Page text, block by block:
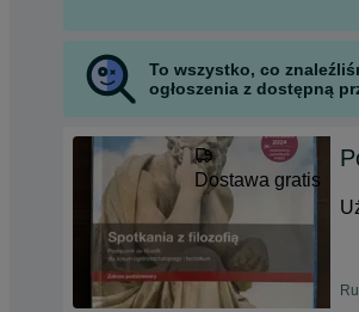
To wszystko, co
ogłoszenia z dostępną
Dostawa gratis